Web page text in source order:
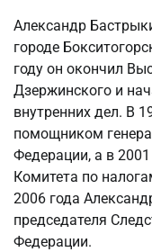
Александр
городе
году он окончил
Дзержинского и
внутренних дел. В
помощником
Федерации, а в
Комитета по
2006 года
председателя
Федерации.